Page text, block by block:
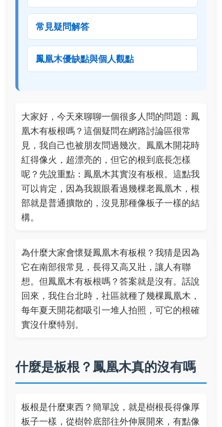
常見疑問解答
鳳凰木優缺點與個人觀點
大家好，今天來聊聊一個很多人問的問題：鳳
凰木有板根嗎？這個疑問在網路討論區很常
見，我自己也被朋友問過幾次。鳳凰木開花時
紅得像火，超漂亮的，但它的根到底長怎樣
呢？先說重點：鳳凰木其實沒有板根。這點我
可以肯定，因為我親眼看過幾棵老鳳凰木，根
部就是普通擴散的，沒見那種像板子一樣的結
構。
為什麼大家會懷疑鳳凰木有板根？我猜是因為
它在南部很常見，長得又高又壯，讓人有聯
想。但鳳凰木有板根嗎？答案就是沒有。話說
回來，我住台北時，社區就種了幾棵鳳凰木，
每年夏天開花都吸引一堆人拍照，可它的根確
實沒什麼特別。
什麼是板根？鳳凰木真的沒有嗎
板根是什麼東西？簡單說，就是樹根長得像厚
板子一樣，從樹幹底部往外伸展開來，有點像